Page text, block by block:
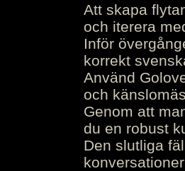
Att skapa
och iterera
Inför
korrekt
Använd
och
Genom att
du en robust
Den slutliga